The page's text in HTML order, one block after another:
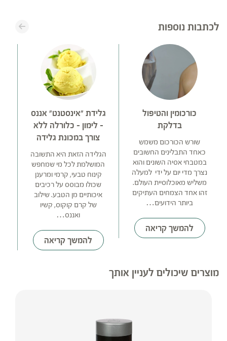
לכתבות נוספות
כורכומין והטיפול
בדלקת
שורש הכורכום משמש
כאחד התבלינים החשובים
במטבחי אסיה השונים והוא
נצרך מדי יום על ידי למעלה
משליש מאוכלוסיית העולם.
זהו אחד הצמחים העתיקים
ביותר הידועים…
להמשך קריאה
גלידת "אינסטנט" אננס
– לימון – כלורלה ללא
צורך במכונת גלידה
הגלידה הזאת היא התשובה
המושלמת לכל מי שמחפש
קינוח טבעי, קרמי ומרענן
שכולו מבוסס על רכיבים
איכותיים מן הטבע. שילוב
של קרם קוקוס, קשיו
ואננס…
להמשך קריאה
מוצרים שיכולים לעניין אותך